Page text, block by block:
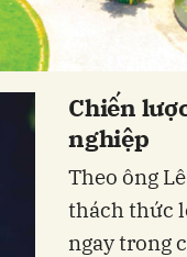
Chiến
nghiệp
Theo ông
thách thức
ngay trong